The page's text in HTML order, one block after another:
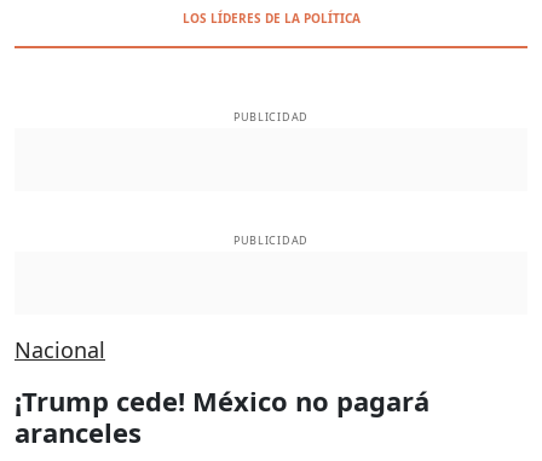
LOS LÍDERES DE LA POLÍTICA
PUBLICIDAD
PUBLICIDAD
Nacional
¡Trump cede! México no pagará
aranceles